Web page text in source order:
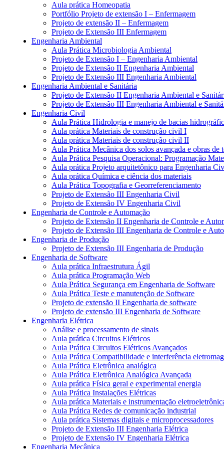
Aula prática Homeopatia
Portfólio Projeto de extensão I – Enfermagem
Projeto de extensão II – Enfermagem
Projeto de Extensão III Enfermagem
Engenharia Ambiental
Aula Prática Microbiologia Ambiental
Projeto de Extensão I – Engenharia Ambiental
Projeto de Extensão II Engenharia Ambiental
Projeto de Extensão III Engenharia Ambiental
Engenharia Ambiental e Sanitária
Projeto de Extensão II Engenharia Ambiental e
Projeto de Extensão III Engenharia Ambiental e
Engenharia Civil
Aula Prática Hidrologia e manejo de bacias
Aula prática Materiais de construção civil I
Aula prática Materiais de construção civil II
Aula Prática Mecânica dos solos avançada e obras de
Aula Prática Pesquisa Operacional: Programação
Aula prática Projeto arquitetônico para Engenharia
Aula prática Química e ciência dos materiais
Aula Prática Topografia e Georreferenciamento
Projeto de Extensão III Engenharia Civil
Projeto de Extensão IV Engenharia Civil
Engenharia de Controle e Automação
Projeto de Extensão II Engenharia de Controle e
Projeto de Extensão III Engenharia de Controle e
Engenharia de Produção
Projeto de Extensão III Engenharia de Produção
Engenharia de Software
Aula prática Infraestrutura Ágil
Aula prática Programação Web
Aula Prática Segurança em Engenharia de Software
Aula Prática Teste e manutenção de Software
Projeto de extensão II Engenharia de software
Projeto de extensão III Engenharia de Software
Engenharia Elétrica
Análise e processamento de sinais
Aula prática Circuitos Elétricos
Aula Prática Circuitos Elétricos Avançados
Aula Prática Compatibilidade e interferência
Aula Prática Eletrônica analógica
Aula Prática Eletrônica Analógica Avançada
Aula prática Física geral e experimental energia
Aula Prática Instalações Elétricas
Aula prática Materiais e instrumentação
Aula Prática Redes de comunicação industrial
Aula prática Sistemas digitais e microprocessadores
Projeto de Extensão III Engenharia Elétrica
Projeto de Extensão IV Engenharia Elétrica
Engenharia Mecânica